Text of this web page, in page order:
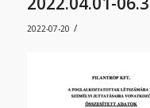
2022-07-20 /